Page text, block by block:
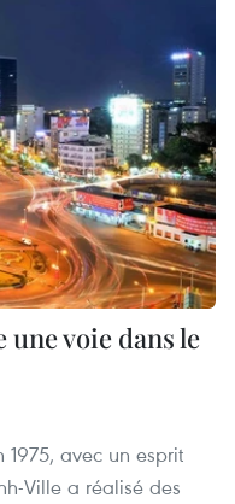
voie dans le
avec un esprit
Ville a réalisé des